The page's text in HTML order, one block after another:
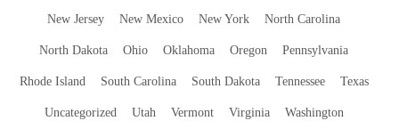
New Jersey New Mexico New York North Carolina
North Dakota Ohio Oklahoma Oregon Pennsylvania
Rhode Island South Carolina South Dakota Tennessee Texas
Uncategorized Utah Vermont Virginia Washington